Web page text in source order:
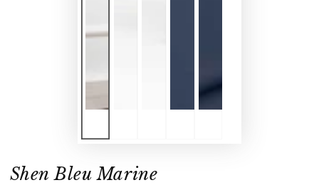
Shen Bleu Marine